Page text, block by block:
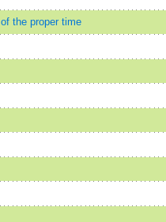
the proper time